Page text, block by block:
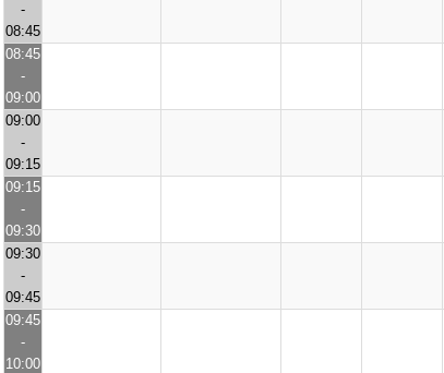
-
08:45
08:45
-
09:00
09:00
-
09:15
09:15
-
09:30
09:30
-
09:45
09:45
-
10:00